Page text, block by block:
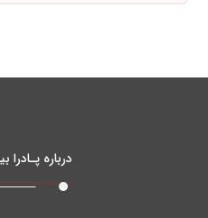
درباره پـادرا